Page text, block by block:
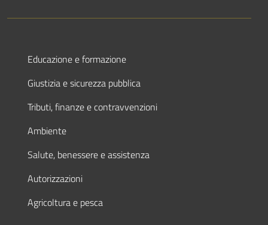
Educazione e formazione
Giustizia e sicurezza pubblica
Tributi, finanze e contravvenzioni
Ambiente
Salute, benessere e assistenza
Autorizzazioni
Agricoltura e pesca